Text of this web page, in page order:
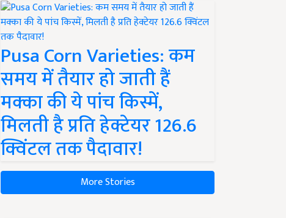
Pusa Corn Varieties: कम
समय में तैयार हो जाती हैं
मक्का की ये पांच किस्में,
मिलती है प्रति हेक्टेयर 126.6
क्विंटल तक पैदावार!
More Stories